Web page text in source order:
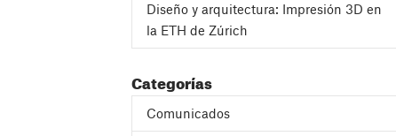
Diseño y arquitectura: Impresión 3D en
la ETH de Zúrich
Categorías
Comunicados